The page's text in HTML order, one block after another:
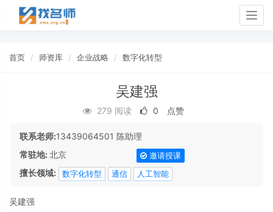
首页 师资库 企业战略 数字化转型
吴建强
279 阅读 0 点赞
联系老师:13439064501 陈助理
常驻地:北京 邀请授课
擅长领域: 数字化转型 通信 人工智能
吴建强